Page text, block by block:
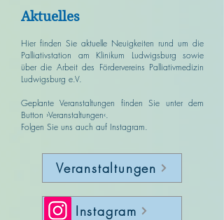
Aktuelles
Hier finden Sie aktuelle Neuigkeiten rund um die
Palliativstation am Klinikum Ludwigsburg sowie
über die Arbeit des Fördervereins Palliativmedizin
Ludwigsburg e.V.
Geplante Veranstaltungen finden Sie unter dem
Button ›Veranstaltungen‹.
Folgen Sie uns auch auf Instagram.
Veranstaltungen
Instagram